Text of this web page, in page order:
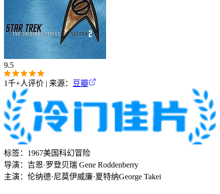
9.5
1千+人评价 | 来源： 豆瓣
标签： 1967美国科幻冒险
导演： 吉恩·罗登贝瑞 Gene Roddenberry
主演： 伦纳德·尼莫伊威廉·夏特纳George Takei